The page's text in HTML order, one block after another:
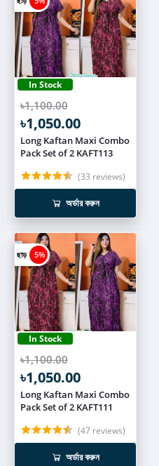
In Stock
৳1,100.00
৳1,050.00
Long Kaftan Maxi Combo
Pack Set of 2 KAFT113
(33 reviews)
অর্ডার করুন
ছাড় 5%
In Stock
৳1,100.00
৳1,050.00
Long Kaftan Maxi Combo
Pack Set of 2 KAFT111
(47 reviews)
অর্ডার করুন